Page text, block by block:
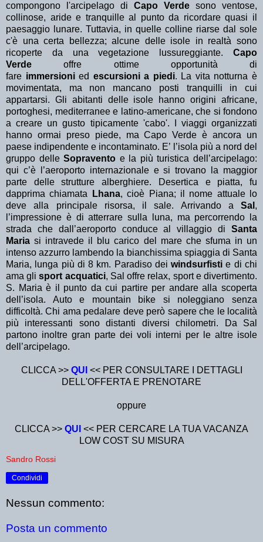
compongono l'arcipelago di Capo Verde sono ventose,
collinose, aride e tranquille al punto da ricordare quasi il
paesaggio lunare. Tuttavia, in quelle colline riarse dal sole
c'è una certa bellezza; alcune delle isole in realtà sono
ricoperte da una vegetazione lussureggiante. Capo
Verde offre ottime opportunità di
fare immersionied escursioni a piedi. La vita notturna è
movimentata, ma non mancano posti tranquilli in cui
appartarsi. Gli abitanti delle isole hanno origini africane,
portoghesi, mediterranee e latino-americane, che si fondono
a creare un gusto tipicamente 'cabo'. I viaggi organizzati
hanno ormai preso piede, ma Capo Verde è ancora un
paese indipendente e incontaminato. E’ l’isola più a nord del
gruppo delleSopravento e la più turistica dell’arcipelago:
qui c’è l’aeroporto internazionale e si trovano la maggior
parte delle strutture alberghiere. Desertica e piatta, fu
dapprima chiamata
Lhana, cioè Piana; il nome attuale lo
deve alla principale risorsa, il sale. Arrivando a Sal ,
l’impressione è di atterrare sulla luna, ma percorrendo la
strada che dall’aeroporto conduce al villaggio di Santa
Mariasi intravede il blu carico del mare che sfuma in un
intenso azzurro lambendo la bianchissima spiaggia di Santa
Maria, lunga più di 8 km. Paradiso deiwindsurfistie di chi
ama glisport acquatici, Sal offre relax, sport e divertimento.
S. Maria è il punto da cui partire per andare alla scoperta
dell’isola. Auto e mountain bike si noleggiano senza
difficoltà. Chi ama pedalare deve però sapere che le località
più interessanti sono distanti diversi chilometri. Da Sal
partono inoltre gran parte dei voli interni per le altre isole
dell’arcipelago.
CLICCA >> QUI << PER CONSULTARE I DETTAGLI
DELL'OFFERTA E PRENOTARE
oppure
CLICCA >> QUI << PER CERCARE LA TUA VACANZA
LOW COST SU MISURA
Sandro Rossi
Condividi
Nessun commento:
Posta un commento